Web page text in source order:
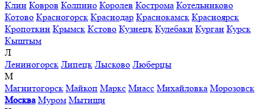
Клин Ковров Колпино Королев Кострома Котельниково
Котово Красногорск Краснодар Краснокамск Красноярск
Кропоткин Крымск Кстово Кузнецк Кулебаки Курган Курск
Кыштым
Л
Лениногорск Липецк Лысково Люберцы
М
Магнитогорск Майкоп Маркс Миасс Михайловка Морозовск
Москва Муром Мытищи